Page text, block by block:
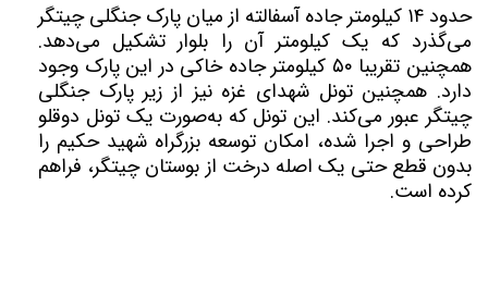
حدود ۱۴ كیلومتر جاده آسفالته از میان پارک جنگلی چیتگر
می‌گذرد که یک کیلومتر آن را بلوار تشکیل می‌دهد.
همچنین تقریبا ۵۰ كیلومتر جاده خاكی در این پارک وجود
دارد. همچنین تونل شهدای غزه نیز از زیر پارک جنگلی
چیتگر عبور می‌کند. اين تونل كه به‌صورت يک تونل دوقلو
طراحی و اجرا شده، امكان توسعه بزرگراه شهيد حكيم را
بدون قطع حتی یک اصله درخت از بوستان چیتگر، فراهم
كرده است.